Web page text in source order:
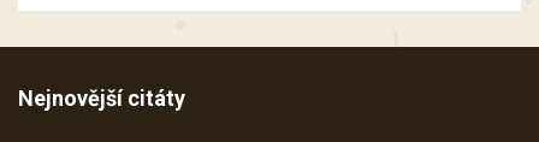
Nejnovější citáty